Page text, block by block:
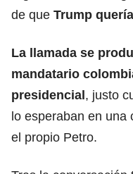
de que Trump
La llamada se
mandatario
presidencial, justo
lo esperaban en una
el propio Petro.